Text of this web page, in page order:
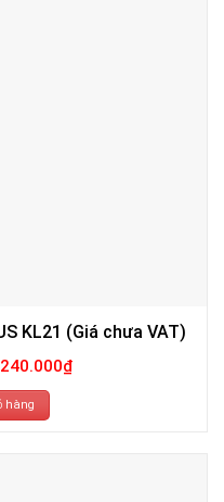
KL21 (Giá chưa VAT)
₫Giá
hiện
hàng